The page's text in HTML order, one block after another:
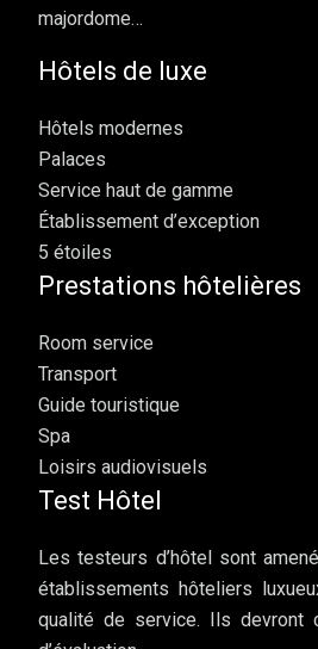
majordome…
Hôtels de luxe
Hôtels modernes
Palaces
Service haut de gamme
Établissement d’exception
5 étoiles
Prestations hôtelières
Room service
Transport
Guide touristique
Spa
Loisirs audiovisuels
Test Hôtel
Les testeurs d’hôtel sont
établissements hôteliers
qualité de service. Ils devront